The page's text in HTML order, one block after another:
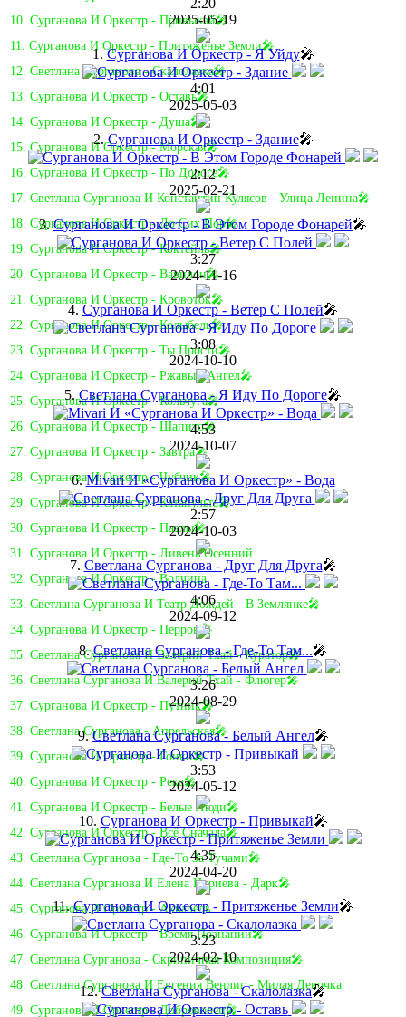
10. Сурганова И Оркестр - Привыкай🎤
11. Сурганова И Оркестр - Притяженье Земли🎤
12. Светлана Сурганова - Скалолазка🎤
13. Сурганова И Оркестр - Оставь🎤
14. Сурганова И Оркестр - Душа🎤
15. Сурганова И Оркестр - Морская🎤
16. Сурганова И Оркестр - По Дороге🎤
17. Светлана Сурганова И Константин Кулясов - Улица Ленина🎤
18. Сурганова И Оркестр - До Сих Пор🎤
19. Сурганова И Оркестр - Коктейль🎤
20. Сурганова И Оркестр - Вавилон🎤
21. Сурганова И Оркестр - Кровоток🎤
22. Сурганова И Оркестр - Колыбель🎤
23. Сурганова И Оркестр - Ты Прости🎤
24. Сурганова И Оркестр - Ржавый Ангел🎤
25. Сурганова И Оркестр - Кольчуга🎤
26. Сурганова И Оркестр - Шапито🎤
27. Сурганова И Оркестр - Завтра🎤
28. Сурганова И Оркестр - Чубчик🎤
29. Сурганова И Оркестр - Катапульта🎤
30. Сурганова И Оркестр - Пазлы🎤
31. Сурганова И Оркестр - Ливень Осенний
32. Сурганова И Оркестр - Волчица
33. Светлана Сурганова И Театр Дождей - В Землянке🎤
34. Сурганова И Оркестр - Перрон🎤
35. Светлана Сурганова И Валерий Тхай - Куратор🎤
36. Светлана Сурганова И Валерий Тхай - Флюгер🎤
37. Сурганова И Оркестр - Путник🎤
38. Светлана Сурганова - Апрельская🎤
39. Сурганова И Оркестр - Гонки🎤
40. Сурганова И Оркестр - Река🎤
41. Сурганова И Оркестр - Белые Люди🎤
42. Сурганова И Оркестр - Всё Сначала🎤
43. Светлана Сурганова - Где-То За Тучами🎤
44. Светлана Сурганова И Елена Нуриева - Дарк🎤
45. Сурганова И Оркестр - Акварель
46. Сурганова И Оркестр - Время Познаний🎤
47. Светлана Сурганова - Скрипичная Композиция🎤
48. Светлана Сурганова И Евгения Венлиг - Милая Девочка
49. Сурганова И Оркестр - Доброволец🎤
2025-05-19
1.Сурганова И Оркестр - Я Уйду🎤
4:01
2025-05-03
2.Сурганова И Оркестр - Здание🎤
2:12
2025-02-21
3.Сурганова И Оркестр - В Этом Городе Фонарей🎤
3:27
2024-11-16
4. Сурганова И Оркестр - Ветер С Полей🎤
3:08
2024-10-10
5. Светлана Сурганова - Я Иду По Дороге🎤
4:53
2024-10-07
6.Mivari И «Сурганова И Оркестр» - Вода
2:57
2024-10-03
7. Светлана Сурганова - Друг Для Друга🎤
4:06
2024-09-12
8.Светлана Сурганова - Где-То Там...🎤
3:26
2024-08-29
9.Светлана Сурганова - Белый Ангел🎤
3:53
2024-05-12
10. Сурганова И Оркестр - Привыкай🎤
4:35
2024-04-20
11.Сурганова И Оркестр - Притяженье Земли🎤
3:23
2024-02-10
12.Светлана Сурганова - Скалолазка🎤